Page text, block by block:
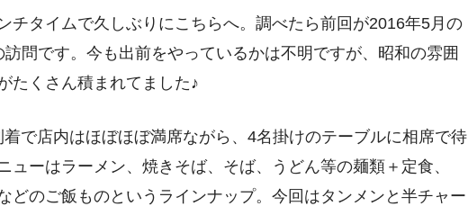
チタイムで久しぶりにこちらへ。調べたら前回が2016年5月の
問です。今も出前をやっているかは不明ですが、昭和の雰囲
たくさん積まれてました♪
で店内はほぼほぼ満席ながら、4名掛けのテーブルに相席で待
ューはラーメン、焼きそば、そば、うどん等の麺類＋定食、
どのご飯ものというラインナップ。今回はタンメンと半チャー